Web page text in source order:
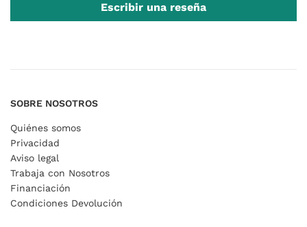
Escribir una reseña
SOBRE NOSOTROS
Quiénes somos
Privacidad
Aviso legal
Trabaja con Nosotros
Financiación
Condiciones Devolución